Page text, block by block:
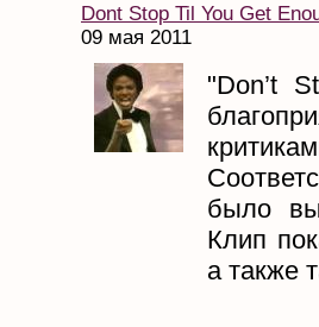
Dont Stop Til You Get
09 мая 2011
"Don’t
было
Клип
а также